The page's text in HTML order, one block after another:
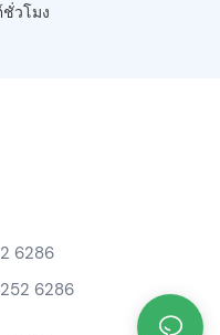
วโมง
6286
6286